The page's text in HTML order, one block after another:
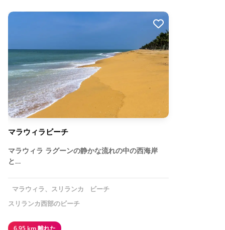
マラウィラビーチ
マラウィラ ラグーンの静かな流れの中の西海岸
と…
マラウィラ、スリランカ
ビーチ
スリランカ西部のビーチ